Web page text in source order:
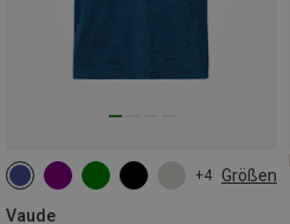
+4 Größen
Vaude
S M L XXL